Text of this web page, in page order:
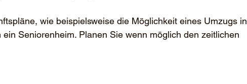
wie beispielsweise die Möglichkeit eines Umzugs in
Seniorenheim. Planen Sie wenn möglich den zeitlichen